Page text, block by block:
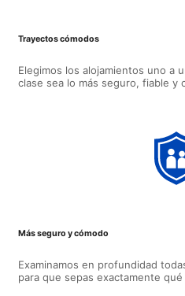
Trayectos cómodos
Elegimos los alojamientos uno a
clase sea lo más seguro, fiable y
Más seguro y cómodo
Examinamos en profundidad
para que sepas exactamente